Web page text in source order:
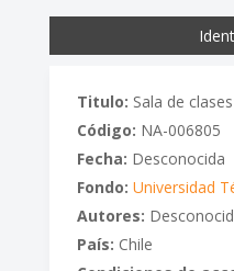
Titulo: Sala de clases
Código: NA-006805
Fecha: Desconocida
Fondo: Universidad
Autores:
País: Chile